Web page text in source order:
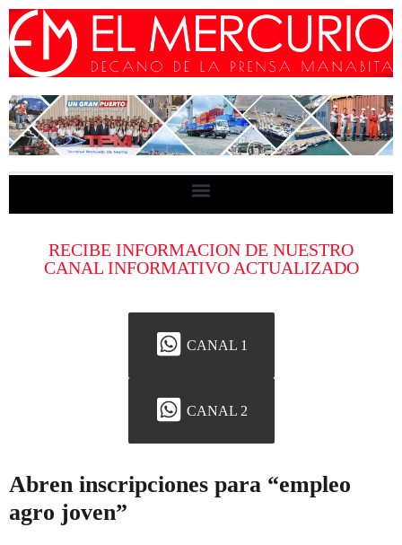
RECIBE INFORMACION DE NUESTRO
CANAL INFORMATIVO ACTUALIZADO
CANAL 1
CANAL 2
Abren inscripciones para “empleo
agro joven”